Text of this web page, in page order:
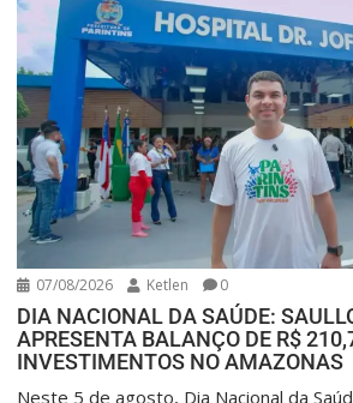
07/08/2026 Ketlen 0
DIA NACIONAL DA SAÚDE:
APRESENTA BALANÇO DE R$
INVESTIMENTOS NO AMAZONAS
Neste 5 de agosto, Dia Nacional da